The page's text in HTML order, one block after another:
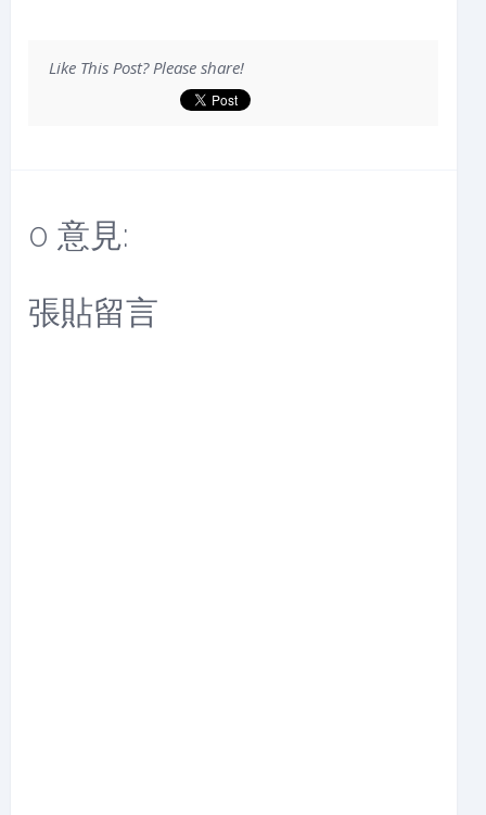
Like This Post? Please share!
0 意見:
張貼留言